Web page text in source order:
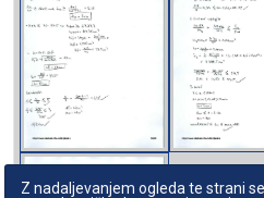
Z nadaljevanjem ogleda te strani